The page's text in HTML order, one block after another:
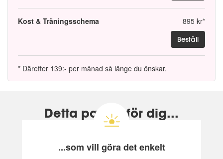
Kost & Träningsschema 895 kr*
Beställ
* Därefter 139:- per månad så länge du önskar.
Detta passar för dig...
...som vill göra det enkelt